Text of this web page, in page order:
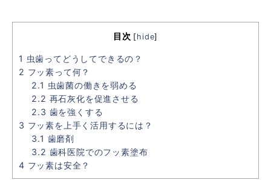
目次 [hide]
1 虫歯ってどうしてできるの？
2 フッ素って何？
2.1 虫歯菌の働きを弱める
2.2 再石灰化を促進させる
2.3 歯を強くする
3 フッ素を上手く活用するには？
3.1 歯磨剤
3.2 歯科医院でのフッ素塗布
4 フッ素は安全？